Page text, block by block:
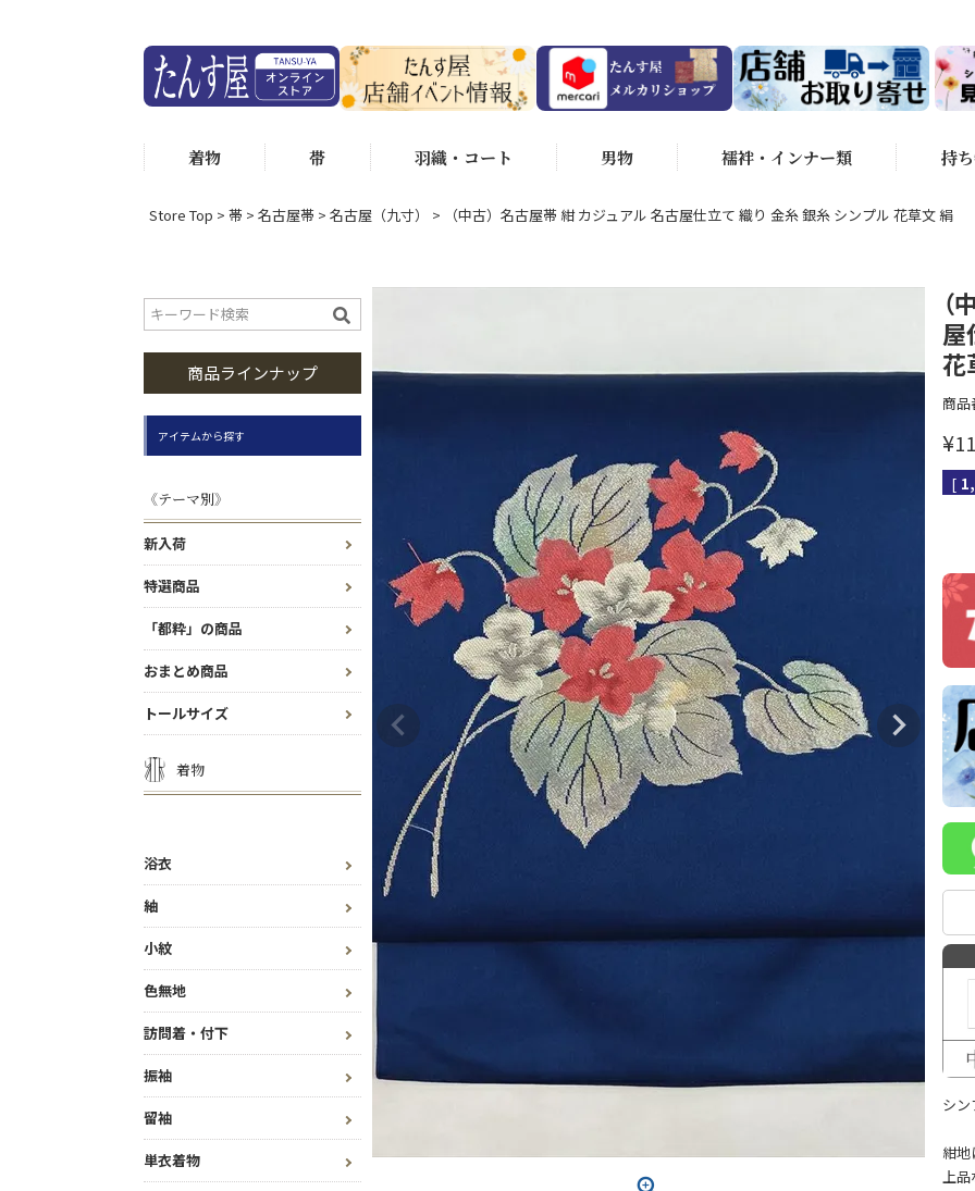
着物 帯 羽織・コート 男物 襦袢・インナー類 持
Store Top 帯 名古屋帯 名古屋（九寸） （中古）名古屋帯 紺 カジュアル 名古屋仕立て 織り 金糸 銀糸 シンプル 花草文 絹
商品ラインナップ
アイテムから探す
《テーマ別》
新入荷
特選商品
「都粋」の商品
おまとめ商品
トールサイズ
着物
浴衣
紬
小紋
色無地
訪問着・付下
振袖
留袖
単衣着物
（
屋
花
商品
¥
[
シ
紺
上品